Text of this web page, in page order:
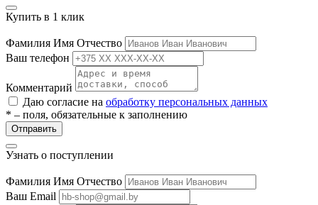
Купить в 1 клик
Фамилия Имя Отчество
Ваш телефон
Комментарий
Даю согласие на обработку персональных данных
* – поля, обязательные к заполнению
Отправить
Узнать о поступлении
Фамилия Имя Отчество
Ваш Email